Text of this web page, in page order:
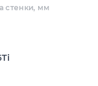
стенки, мм